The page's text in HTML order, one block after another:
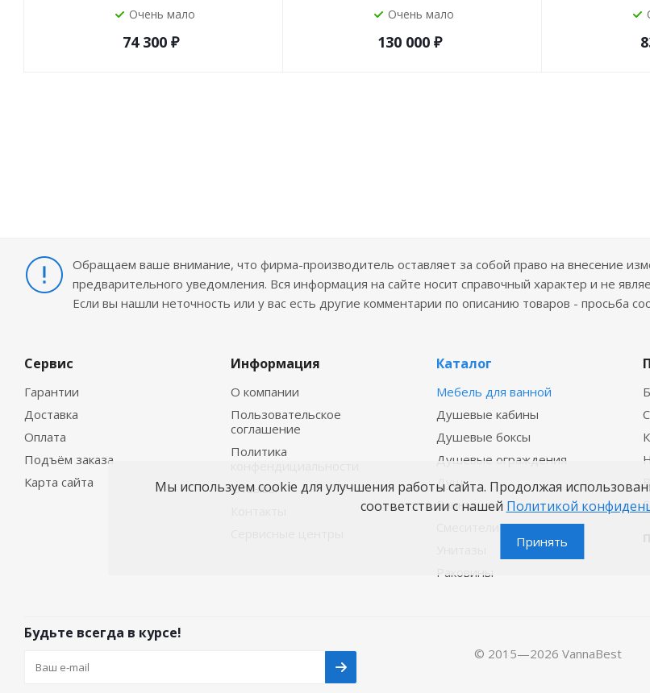
Очень мало
74 300 ₽
Очень мало
130 000 ₽
Обращаем ваше внимание, что фирма-производитель оставляет за собой право на внесение
предварительного уведомления. Вся информация на сайте носит справочный характер и не
Если вы нашли неточность или у вас есть другие комментарии по описанию товаров - просьба
Сервис
Гарантии
Доставка
Оплата
Подъём заказа
Карта сайта
Информация
О компании
Пользовательское
соглашение
Политика
Отзывы
Каталог
Мебель для ванной
Душевые кабины
Душевые боксы
Душевые ограждения
Душ
Ванны
Раковины
Будьте всегда в курсе!
© 2015—2026 VannaBest
Мы используем cookie для улучшения работы сайта. Продолжая
соответствии с нашей Политикой
Принять